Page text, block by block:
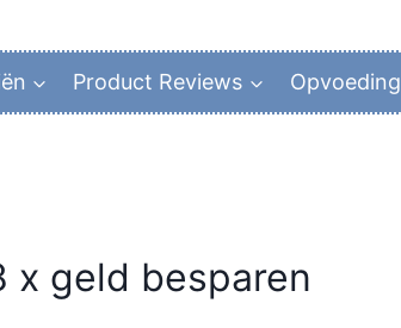
Product Reviews Opvoeding
x geld besparen